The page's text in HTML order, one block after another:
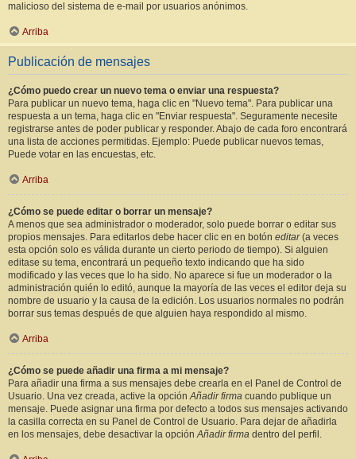
malicioso del sistema de e-mail por usuarios anónimos.
Arriba
Publicación de mensajes
¿Cómo puedo crear un nuevo tema o enviar una respuesta?
Para publicar un nuevo tema, haga clic en "Nuevo tema". Para publicar una
respuesta a un tema, haga clic en "Enviar respuesta". Seguramente necesite
registrarse antes de poder publicar y responder. Abajo de cada foro encontrará
una lista de acciones permitidas. Ejemplo: Puede publicar nuevos temas,
Puede votar en las encuestas, etc.
Arriba
¿Cómo se puede editar o borrar un mensaje?
A menos que sea administrador o moderador, solo puede borrar o editar sus
propios mensajes. Para editarlos debe hacer clic en en botón editar(a veces
esta opción solo es válida durante un cierto periodo de tiempo). Si alguien
editase su tema, encontrará un pequeño texto indicando que ha sido
modificado y las veces que lo ha sido. No aparece si fue un moderador o la
administración quién lo editó, aunque la mayoría de las veces el editor deja su
nombre de usuario y la causa de la edición. Los usuarios normales no podrán
borrar sus temas después de que alguien haya respondido al mismo.
Arriba
¿Cómo se puede añadir una firma a mi mensaje?
Para añadir una firma a sus mensajes debe crearla en el Panel de Control de
Usuario. Una vez creada, active la opciónAñadir firma cuando publique un
mensaje. Puede asignar una firma por defecto a todos sus mensajes activando
la casilla correcta en su Panel de Control de Usuario. Para dejar de añadirla
en los mensajes, debe desactivar la opciónAñadir firma dentro del perfil.